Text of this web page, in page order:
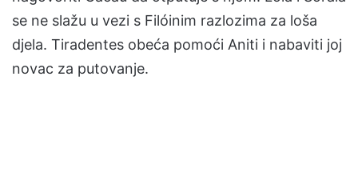
se ne slažu u vezi s Filóinim razlozima za loša
djela. Tiradentes obeća pomoći Aniti i nabaviti joj
novac za putovanje.